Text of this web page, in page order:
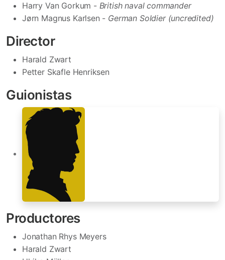
Harry Van Gorkum - British naval commander
Jørn Magnus Karlsen - German Soldier (uncredited)
Director
Harald Zwart
Petter Skafle Henriksen
Guionistas
Productores
Jonathan Rhys Meyers
Harald Zwart